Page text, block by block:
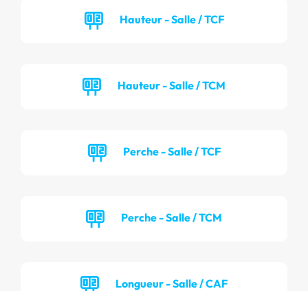
Hauteur - Salle / TCF
Hauteur - Salle / TCM
Perche - Salle / TCF
Perche - Salle / TCM
Longueur - Salle / CAF